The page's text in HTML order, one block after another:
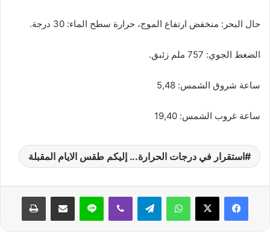
حال البحر: منخفض ارتفاع الموج، حرارة سطح الماء: 30 درجة.
الضغط الجوي: 757 ملم زئبق.
ساعة شروق الشمس: 5,48
ساعة غروب الشمس: 19,40
استقرار في درجات الحرارة... إليكم طقس الايام المقبلة
واتساب لاين